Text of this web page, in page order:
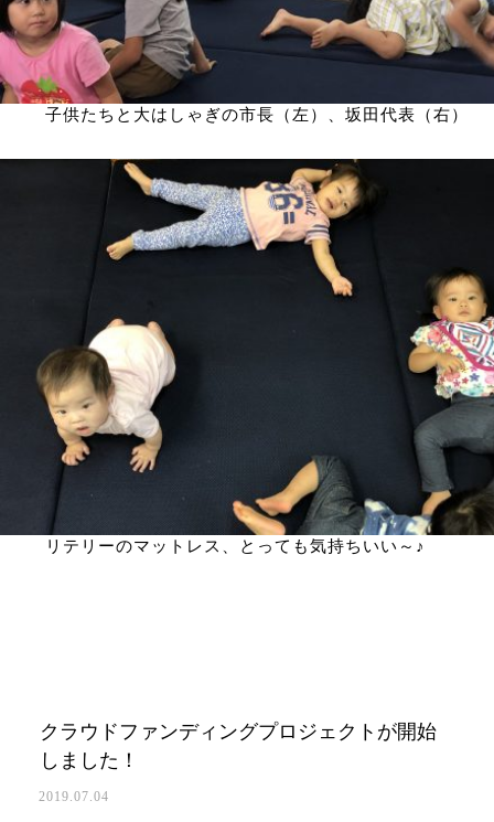
子供たちと大はしゃぎの市長（左）、坂田代表（右）
リテリーのマットレス、とっても気持ちいい～♪
クラウドファンディングプロジェクトが開始
しました！
2019.07.04